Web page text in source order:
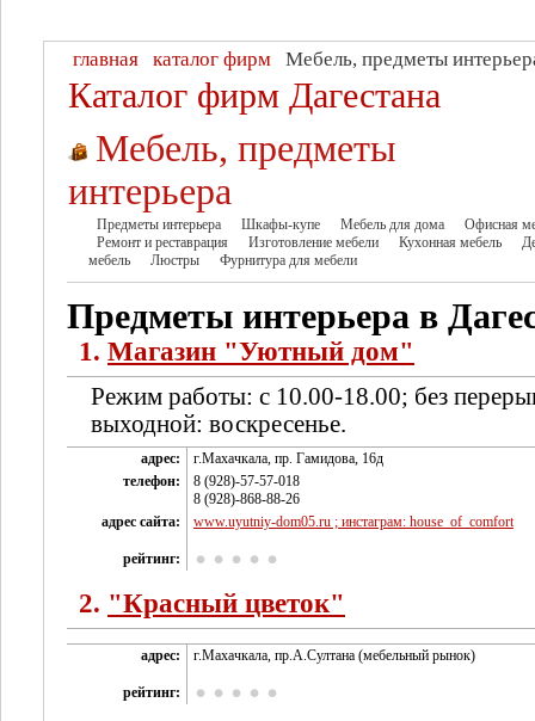
главная каталог фирм Мебель, предметы
Каталог фирм Дагестана
Мебель, предметы
интерьера
Предметы интерьера Шкафы-купе Мебель для дома
Офисная
Ремонт и реставрация
Изготовление мебели Кухонная мебель
мебель
Люстры Фурнитура для мебели
Предметы интерьера в
1. Магазин "Уютный дом"
Режим работы: с 10.00-18.00; без
выходной: воскресенье.
адрес:
г.Махачкала, пр. Гамидова, 16д
телефон:
8 (928)-57-57-018
8 (928)-868-88-26
адрес сайта:
www.uyutniy-dom05.ru ; инстаграм: house_of_comfort
рейтинг:
2. "Красный цветок"
адрес: г.Махачкала, пр.А.Султана (мебельный рынок)
рейтинг: